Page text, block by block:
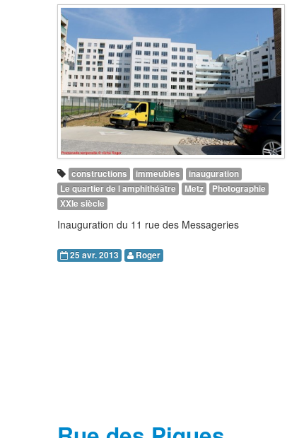
constructions immeubles
inauguration
Le quartier de l amphithéâtre
Metz
Photographie
XXIe siècle
Inauguration du 11 rue des Messageries
25 avr. 2013 Roger